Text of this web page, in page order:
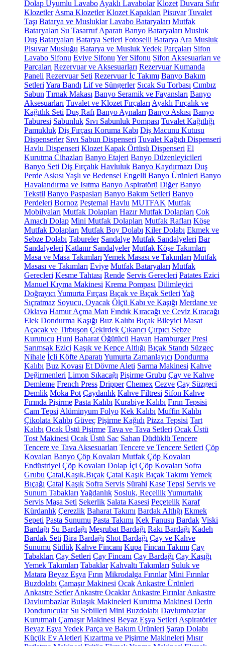
Dolap Uyumlu Lavabo Ayaklı Lavabolar Klozet Duvara Sıfır
Klozetler Asma Klozetler Klozet Kapakları Pisuvar Tuvalet
Taşı Batarya ve Musluklar Lavabo Bataryaları Mutfak
Bataryaları Su Tasarruf Aparatı Banyo Bataryaları Musluk
Duş Bataryaları Batarya Setleri Fotoselli Batarya Ara Musluk
Pisuvar Musluğu Batarya ve Musluk Yedek Parçaları Sifon
Lavabo Sifonu Eviye Sifonu Yer Sifonu Sifon Aksesuarları ve
Parçaları Rezervuar ve Aksesuarları Rezervuar Kumanda
Paneli Rezervuar Seti Rezervuar İç Takımı Banyo Bakım
Setleri Yara Bandı Lif ve Süngerler Sıcak Su Torbası Cımbız
Sabun Tırnak Makası Banyo Seramik ve Fayansları Banyo
Aksesuarları Tuvalet ve Klozet Fırçaları Ayaklı Fırçalık ve
Kağıtlık Seti Duş Rafı Banyo Aynaları Banyo Askısı Banyo
Taburesi Sabunluk Sıvı Sabunluk Pompası Tuvalet Kağıtlığı
Pamukluk Diş Fırçası Koruma Kabı Diş Macunu Kutusu
Dispenserler Sıvı Sabun Dispenseri Tuvalet Kağıdı Dispenseri
Havlu Dispenseri Klozet Kapak Örtüsü Dispenseri El
Kurutma Cihazları Banyo Etajeri Banyo Düzenleyicileri
Banyo Seti Diş Fırçalık Havluluk Banyo Kaydırmazı Duş
Perde Askısı Yaşlı ve Bedensel Engelli Banyo Ürünleri Banyo
Havalandırma ve Isıtma Banyo Aspiratörü Diğer Banyo
Tekstil Banyo Paspasları Banyo Bakım Setleri Banyo
Perdeleri Bornoz Peştemal Havlu MUTFAK Mutfak
Mobilyaları Mutfak Dolapları Hazır Mutfak Dolapları Çok
Amaçlı Dolap Mini Mutfak Dolapları Mutfak Rafları Köşe
Mutfak Dolapları Mutfak Boy Dolabı Kiler Dolabı Ekmek ve
Sebze Dolabı Tabureler Sandalye Mutfak Sandalyeleri Bar
Sandalyeleri Katlanır Sandalyeler Mutfak Köşe Takımları
Masa ve Masa Takımları Yemek Masası ve Takımları Mutfak
Masası ve Takımları Eviye Mutfak Bataryaları Mutfak
Gereçleri Kesme Tahtası Rende Servis Gereçleri Patates Ezici
Manuel Kıyma Makinesi Krema Pompası Dilimleyici
Doğrayıcı Yumurta Fırçası Bıçak ve Bıçak Setleri Yağ
Sıçratmaz Soyucu, Oyacak Ölçü Kabı ve Kaşığı Merdane ve
Oklava Hamur Açma Matı Fındık Kıracağı ve Ceviz Kıracağı
Elek Dondurma Kaşığı Buz Kalıbı Bıçak Bileyici Masat
Açacak ve Tirbuşon Çekirdek Çıkarıcı Çırpıcı Sebze
Kurutucu Huni Baharat Öğütücü Havan Hamburger Presi
Sarımsak Ezici Kaşık ve Kepçe Altlığı Bıçak Standı Süzgeç
Nihale İçli Köfte Aparatı Yumurta Zamanlayıcı Dondurma
Kalıbı Buz Kovası Et Dövme Aleti Sarma Makinesi Kahve
Değirmenleri Limon Sıkacağı Pişirme Grubu Çay ve Kahve
Demleme French Press Dripper Chemex Cezve Çay Süzgeci
Demlik Moka Pot Çaydanlık Kahve Filtresi Sifon Kahve
Fırında Pişirme Pasta Kalıbı Kurabiye Kalıbı Fırın Tepsisi
Cam Tepsi Alüminyum Folyo Kek Kalıbı Muffin Kalıbı
Çikolata Kalıbı Güveç Pişirme Kağıdı Pizza Tepsisi Tart
Kalıbı Ocak Üstü Pişirme Tava ve Tava Setleri Ocak Üstü
Tost Makinesi Ocak Üstü Sac Sahan Düdüklü Tencere
Tencere ve Tava Aksesuarları Tencere ve Tencere Setleri Çöp
Kovaları Banyo Çöp Kovaları Mutfak Çöp Kovaları
Endüstriyel Çöp Kovaları Dolap İçi Çöp Kovaları Sofra
Grubu Çatal,Kaşık,Bıçak Çatal Kaşık Bıçak Takımı Yemek
Bıçağı Çatal Kaşık Sofra Servis Sürahi Kase Tepsi Servis ve
Sunum Tabakları Yağdanlık Sosluk, ReçellikYumurtalık
Servis Maşa Seti Şekerlik Salata Kasesi Peçetelik Karaf
Kürdanlık Çerezlik Baharat Takımı Bardak Altlığı Ekmek
Sepeti Pasta Sunumu Pasta Takımı Kek Fanusu Bardak Viski
Bardağı Su Bardağı Meşrubat Bardağı Rakı Bardağı Kadeh
Bardak Seti Bira Bardağı Shot Bardağı Çay ve Kahve
Sunumu Sütlük Kahve Fincanı Kupa Fincan Takımı Çay
Tabakları Çay Setleri Çay Fincanı Çay Bardağı Çay Kaşığı
Yemek Takımları Tabaklar Kahvaltı Takımları Suluk ve
Matara Beyaz Eşya Fırın Mikrodalga Fırınlar Mini Fırınlar
Buzdolabı Çamaşır Makinesi Ocak Ankastre Ürünleri
Ankastre Setler Ankastre Ocaklar Ankastre Fırınlar Ankastre
Davlumbazlar Bulaşık Makineleri Kurutma Makinesi Derin
Dondurucular Su Sebilleri Mini Buzdolabı Davlumbazlar
Kurutmalı Çamaşır Makinesi Beyaz Eşya Setleri Aspiratörler
Beyaz Eşya Yedek Parça ve Bakım Ürünleri Şarap Dolabı
Küçük Ev Aletleri Kızartma ve Pişirme Makineleri Mısır